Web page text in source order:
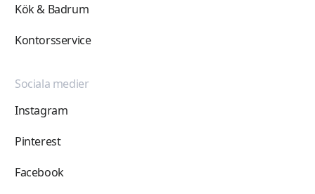
Kök & Badrum
Kontorsservice
Sociala medier
Instagram
Pinterest
Facebook